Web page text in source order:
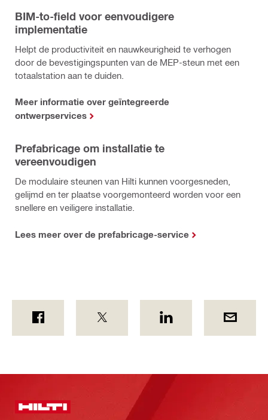
BIM-to-field voor eenvoudigere
implementatie
Helpt de productiviteit en nauwkeurigheid te verhogen
door de bevestigingspunten van de MEP-steun met een
totaalstation aan te duiden.
Meer informatie over geïntegreerde
ontwerpservices
Prefabricage om installatie te
vereenvoudigen
De modulaire steunen van Hilti kunnen voorgesneden,
gelijmd en ter plaatse voorgemonteerd worden voor een
snellere en veiligere installatie.
Lees meer over de prefabricage-service